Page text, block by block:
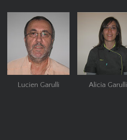
Lucien Garulli Alicia Garulli